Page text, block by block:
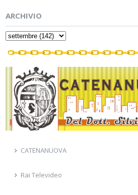
ARCHIVIO
CATENANUOVA
Rai Televideo